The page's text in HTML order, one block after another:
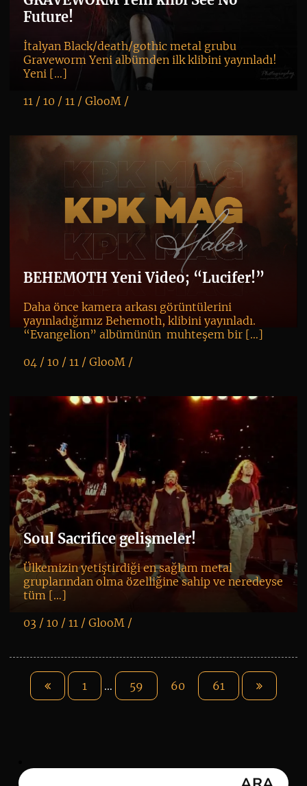
Future!
İtalyan Black/death/gothic metal grubu
Graveworm Yeni albümden ilk klibini yayınladı!
Yeni […]
11 / 10 / 11 / GlooM/
BEHEMOTH Yeni Video; “Lucifer!”
Daha önce kamera arkası görüntülerini
yayınladığımız Behemoth, klibini yayınladı.
“Evangelion” albümünün muhteşem bir […]
04 / 10 / 11 / GlooM/
Soul Sacrifice gelişmeler!
Ülkemizin yetiştirdiği en sağlam metal
gruplarından olma özelliğine sahip ve neredeyse
tüm […]
03 / 10 / 11 / GlooM/
1 … 59 60 61